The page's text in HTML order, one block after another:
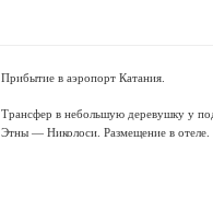
Прибытие в аэропорт Катания.
Трансфер в небольшую деревушку у
Этны — Николоси. Размещение в отеле.